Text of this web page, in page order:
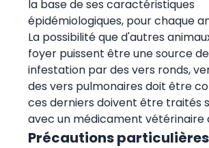
la base de ses caractéristiques
épidémiologiques, pour chaque
La possibilité que d'autres
foyer puissent être une source
infestation par des vers ronds,
des vers pulmonaires doit être
ces derniers doivent être traités
avec un médicament vétérinaire
Précautions